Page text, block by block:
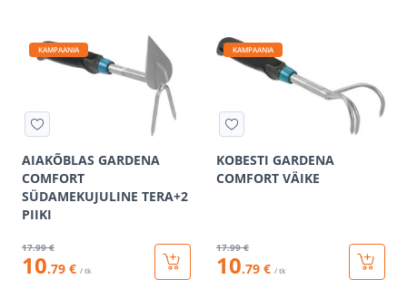
KAMPAANIA
AIAKÕBLAS GARDENA
COMFORT
SÜDAMEKUJULINE TERA+2
PIIKI
17.99 €
10.79 € / tk
KAMPAANIA
KOBESTI GARDENA
COMFORT VÄIKE
17.99 €
10.79 € / tk